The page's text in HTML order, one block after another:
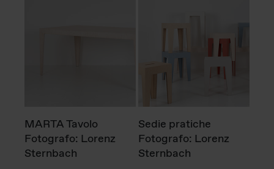
MARTA Tavolo
Fotografo: Lorenz
Sternbach
Sedie pratiche
Fotografo: Lorenz
Sternbach